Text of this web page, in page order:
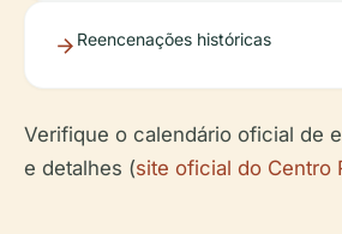
Reencenações históricas
Verifique o calendário oficial de
e detalhes (site oficial do Centro